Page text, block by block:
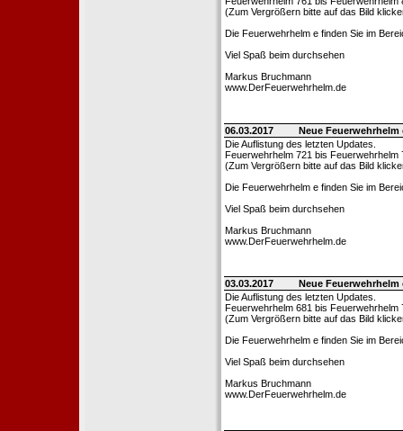
(Zum Vergrößern bitte auf das Bild
Die Feuerwehrhelm e finden Sie im
Viel Spaß beim durchsehen
Markus Bruchmann
www.DerFeuerwehrhelm.de
06.03.2017
Neue
Die Auflistung des letzten Updates.
Feuerwehrhelm 721 bis Feuerwehrhelm
(Zum Vergrößern bitte auf das Bild
Die Feuerwehrhelm e finden Sie im
Viel Spaß beim durchsehen
Markus Bruchmann
www.DerFeuerwehrhelm.de
03.03.2017
Neue
Die Auflistung des letzten Updates.
Feuerwehrhelm 681 bis Feuerwehrhelm
(Zum Vergrößern bitte auf das Bild
Die Feuerwehrhelm e finden Sie im
Viel Spaß beim durchsehen
Markus Bruchmann
www.DerFeuerwehrhelm.de